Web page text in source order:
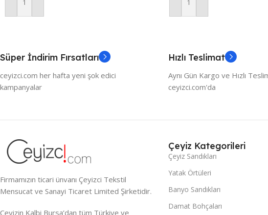
Sepete Ekle Sepete Ekle
Süper İndirim Fırsatları
ceyizci.com her hafta yeni şok edici
kampanyalar
Hızlı Teslimat
Aynı Gün Kargo ve Hızlı
ceyizci.com'da
Firmamızın ticari ünvanı Çeyizci Tekstil
Mensucat ve Sanayi Ticaret Limited Şirketidir.
Çeyizin Kalbi Bursa’dan tüm Türkiye ve
Çeyiz Kategorileri
Çeyiz Sandıkları
Yatak Örtüleri
Banyo Sandıkları
Damat Bohçaları